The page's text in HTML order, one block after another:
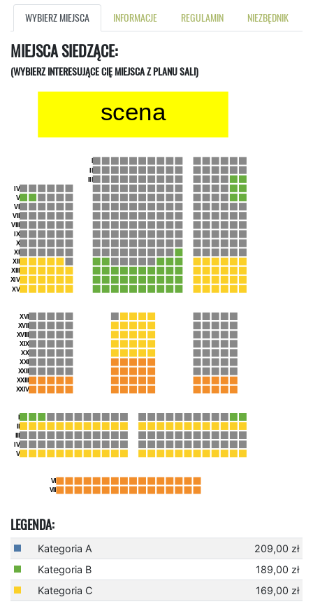
WYBIERZ MIEJSCA INFORMACJE REGULAMIN NIEZBĘDNIK
MIEJSCA SIEDZĄCE:
(WYBIERZ INTERESUJĄCE CIĘ MIEJSCA Z PLANU SALI)
LEGENDA:
Kategoria A
209,00 zł
Kategoria B
189,00 zł
Kategoria C
169,00 zł